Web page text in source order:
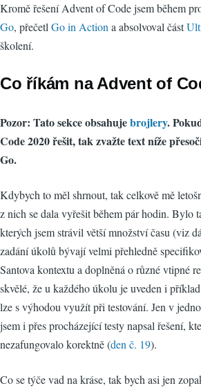
Kromě řešení Advent of Code jsem během
Go, přečetl Go in Action a absolvoval část
školení.
Co říkám na Advent of
Pozor: Tato sekce obsahujebrojlery.
Code 2020 řešit, tak zvažte text níže
Go.
Kdybych to měl shrnout, tak celkově mě
z nich se dala vyřešit během pár hodin. Bylo
kterých jsem strávil větší množství času (viz
zadání úkolů bývají velmi přehledně
Santova kontextu a doplněná o různé vtipné
skvělé, že u každého úkolu je uveden i
lze s výhodou využít při testování. Jen v
jsem i přes procházející testy napsal řešení,
nezafungovalo korektně (den č. 19).
Co se týče vad na kráse, tak bych asi jen